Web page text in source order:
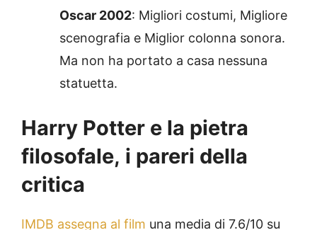
Oscar 2002: Migliori costumi, Migliore
scenografia e Miglior colonna sonora.
Ma non ha portato a casa nessuna
statuetta.
Harry Potter e la pietra
filosofale, i pareri della
critica
IMDB assegna al film una media di 7.6/10 su